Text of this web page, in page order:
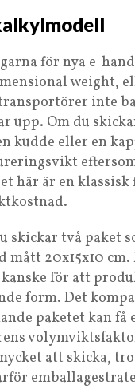
för nya e-
weight,
inte
upp. Om du
kudde eller en
här är en klassisk
skickar två paket
20x15x10 cm.
för att
form. Det
paketet kan få
att skicka,